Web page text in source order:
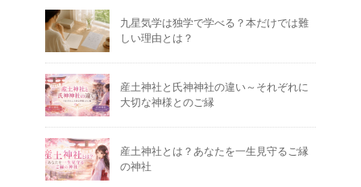
九星気学は独学で学べる？本だけでは難
しい理由とは？
産土神社と氏神神社の違い～それぞれに
大切な神様とのご縁
産土神社とは？あなたを一生見守るご縁
の神社